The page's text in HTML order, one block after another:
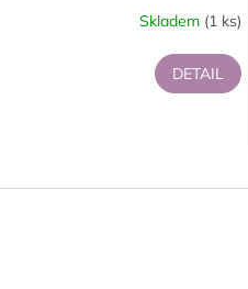
Skladem (1 ks)
DETAIL